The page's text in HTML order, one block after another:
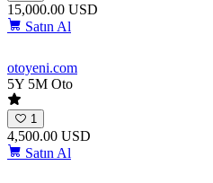
15,000.00 USD
Satın Al
otoyeni.com
5Y 5M Oto
1
4,500.00 USD
Satın Al